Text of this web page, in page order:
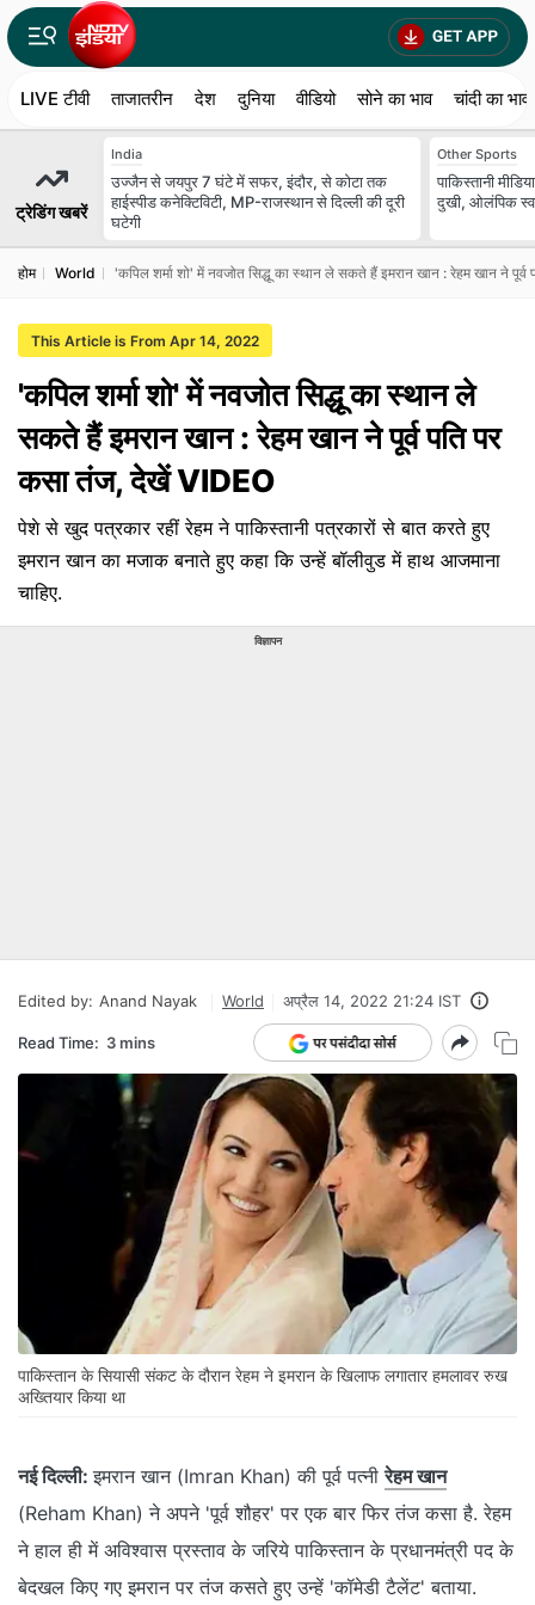
LIVE टीवी ताजातरीन देश दुनिया वीडियो सोने का भाव चांदी का भाव
ट्रेडिंग खबरें
India
उज्जैन से जयपुर 7 घंटे में सफर, इंदौर, से कोटा तक
हाईस्पीड कनेक्टिविटी, MP-राजस्थान से दिल्ली की दूरी
घटेगी
Other Sports
पाकिस्तानी
दुखी, ओलंपिक
होम World 'कपिल शर्मा शो' में नवजोत सिद्धू का स्‍थान ले सकते हैं इमरान खान : रेहम खान ने
This Article is From Apr 14, 2022
'कपिल शर्मा शो' में नवजोत सिद्धू का स्‍थान ले
सकते हैं इमरान खान : रेहम खान ने पूर्व पति पर
कसा तंज, देखें VIDEO
पेशे से खुद पत्रकार रहीं रेहम ने पाकिस्‍तानी पत्रकारों से बात करते हुए
इमरान खान का मजाक बनाते हुए कहा कि उन्‍हें बॉलीवुड में हाथ आजमाना
चाहिए.
विज्ञापन
Edited by: Anand Nayak World अप्रैल 14, 2022 21:24 IST
Read Time: 3 mins
पाकिस्‍तान के सियासी संकट के दौरान रेहम ने इमरान के खिलाफ लगातार हमलावर रुख
अख्तियार किया था
नई दिल्‍ली: इमरान खान (Imran Khan) की पूर्व पत्‍नीरेहम खान
(Reham Khan) ने अपने 'पूर्व शौहर' पर एक बार फिर तंज कसा है. रेहम
ने हाल ही में अविश्‍वास प्रस्‍ताव के जरिये पाकिस्‍तान के प्रधानमंत्री पद के
बेदखल किए गए इमरान पर तंज कसते हुए उन्‍हें 'कॉमेडी टैलेंट' बताया.